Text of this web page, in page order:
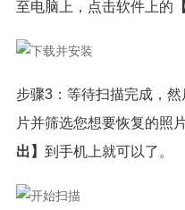
至电脑上，点击软件上的
步骤3：等待扫描完成，然
片并筛选您想要恢复的照
出】 到手机上就可以了。